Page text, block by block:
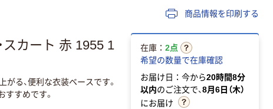
商品情報を印刷する
スカート 赤 1955 1
る、便利な衣装ベースです。
すすめです。
在庫： 2点
希望の数量で在庫確認
お届け日：今から20時間8分
以内のご注文で、8月6日（木）
にお届け